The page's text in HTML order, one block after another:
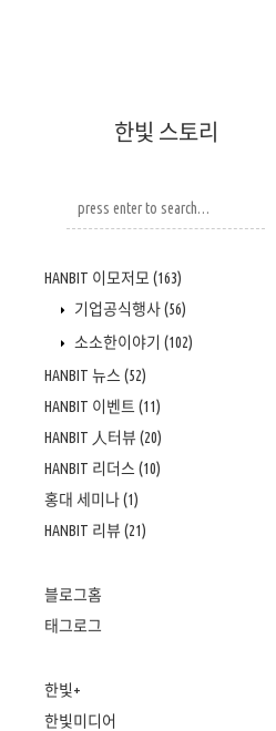
한빛 스토리
HANBIT 이모저모 (163)
기업공식행사(56)
소소한이야기 (102)
HANBIT 뉴스 (52)
HANBIT 이벤트 (11)
HANBIT 人터뷰 (20)
HANBIT 리더스 (10)
홍대 세미나(1)
HANBIT 리뷰 (21)
블로그홈
태그로그
한빛+
한빛미디어